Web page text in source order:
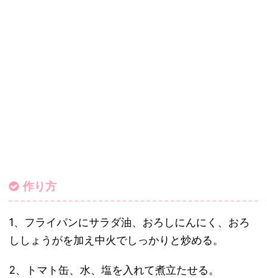
作り方
1、フライパンにサラダ油、おろしにんにく、おろ
ししょうがを加え中火でしっかりと炒める。
2、トマト缶、水、塩を入れて煮立たせる。